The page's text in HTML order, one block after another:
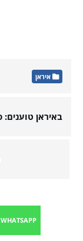
איראן
WHATSAPP